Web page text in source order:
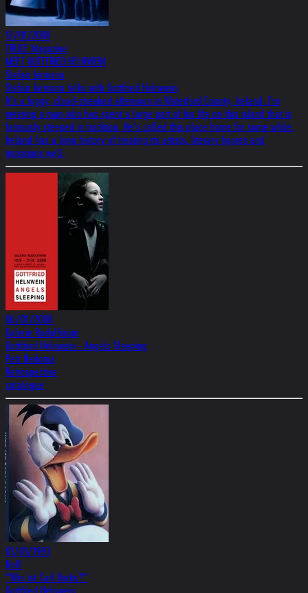
12/01/2008
TRUCE Magazine
MEET GOTTFRIED HELNWEIN
Stefan Jermann
Stefan Jermann talks with Gottfried Helnwein
It’s a foggy, cloud-streaked afternoon in Waterford County, Ireland. I’m
meeting a man who has spent a large part of his life on this island that is
famously steeped in tradition. He’s called this place home for some while.
Ireland has a long history of treating its artists, literary figures and
musicians well.
06/01/2008
Galerie Rudolfinum
Gottfried Helnwein - Angels Sleeping
Petr Nedoma
Retrospective
catalogue
01/01/1993
Neff
“Wer ist Carl Barks?”